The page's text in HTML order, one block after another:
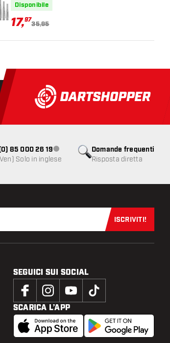
Disponibile
17,97
35,95
ore Spedizione gratuitada € 75
Domande frequenti
Risposta diretta
85 000 26 19Servizio clienti non disponibile
Solo in inglese
Iscriviti
ISCRIVITI!
SEGUICI SUI SOCIAL
SCARICA L’APP